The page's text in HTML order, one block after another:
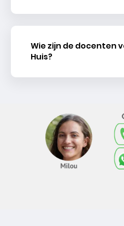
Wie zijn de docenten
Huis?